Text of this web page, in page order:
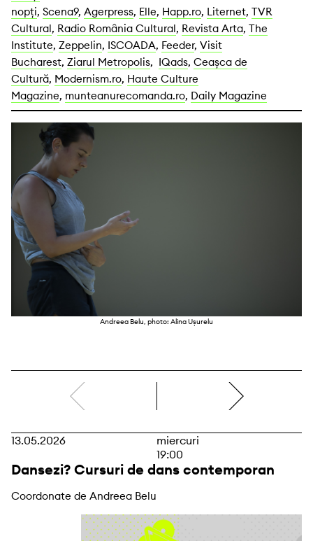
nopți, Scena9, Agerpress, Elle, Happ.ro, Liternet, TVR
Cultural, Radio România Cultural, Revista Arta, The
Institute, Zeppelin, ISCOADA, Feeder, Visit
Bucharest, Ziarul Metropolis, IQads, Ceașca de
Cultură, Modernism.ro, Haute Culture
Magazine, munteanurecomanda.ro, Daily Magazine
Andreea Belu, photo: Alina Ușurelu
13.05.2026
miercuri
19:00
Dansezi? Cursuri de dans contemporan
Coordonate de Andreea Belu